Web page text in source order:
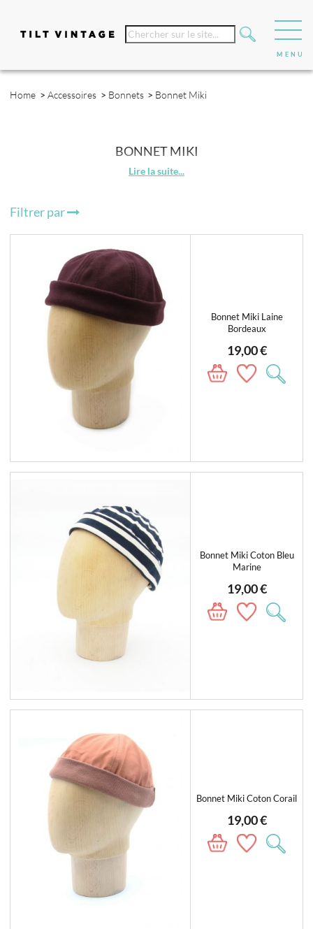
Home > Accessoires > Bonnets > Bonnet Miki
BONNET MIKI
Filtrer par
Bonnet Miki Laine
Bordeaux
19,00 €
Bonnet Miki Coton Bleu
Marine
19,00 €
Bonnet Miki Coton Corail
19,00 €